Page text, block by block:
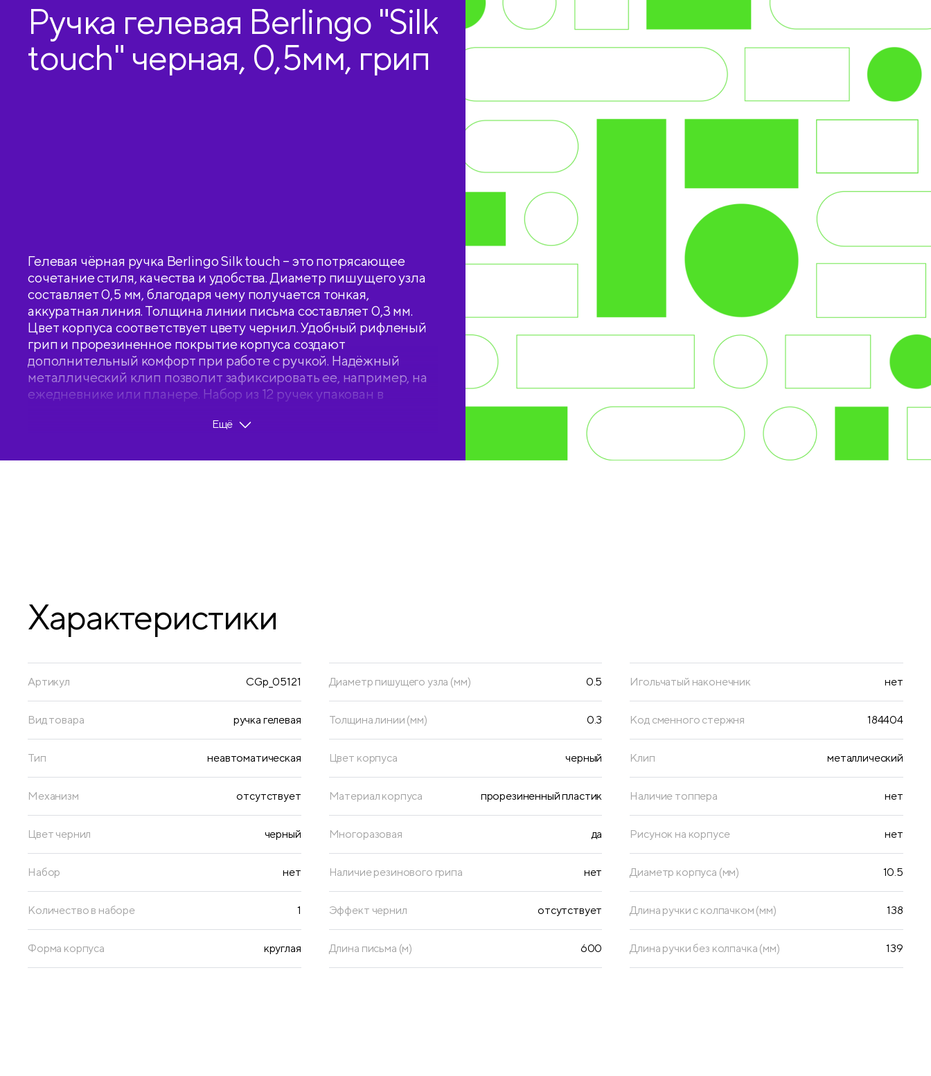
Ручка гелевая Berlingo "Silk
touch" черная, 0,5мм, грип
Гелевая чёрная ручка Berlingo Silk touch – это потрясающее
сочетание стиля, качества и удобства. Диаметр пишущего узла
составляет 0,5 мм, благодаря чему получается тонкая,
аккуратная линия. Толщина линии письма составляет 0,3 мм.
Цвет корпуса соответствует цвету чернил. Удобный рифленый
грип и прорезиненное покрытие корпуса создают
дополнительный комфорт при работе с ручкой. Надёжный
металлический клип позволит зафиксировать ее, например, на
ежедневнике или планере. Набор из 12 ручек упакован в
• Длина линии письма: 600 м;
Ещё
Характеристики
Артикул CGp_05121
Вид товара ручка гелевая
Тип неавтоматическая
Механизм отсутствует
Цвет чернил черный
Набор нет
Количество в наборе 1
Форма корпуса круглая
Диаметр пишущего узла (мм) 0.5
Толщина линии (мм) 0.3
Цвет корпуса черный
Материал корпуса прорезиненный пластик
Многоразовая да
Наличие резинового грипа нет
Эффект чернил отсутствует
Длина письма (м) 600
Игольчатый наконечник нет
Код сменного стержня 184404
Клип металлический
Наличие топпера нет
Рисунок на корпусе нет
Диаметр корпуса (мм) 10.5
Длина ручки с колпачком (мм) 138
Длина ручки без колпачка (мм) 139